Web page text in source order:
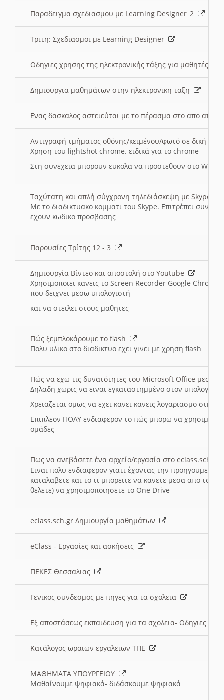
Παραδειγμα σχεδιασμου με Learning Designer_2
Τριτη: Σχεδιασμοι με Learning Designer
Οδηγιες χρησης της ηλεκτρονικής τάξης για μαθητές
Δημιουργια μαθημάτων στην ηλεκτρονικη ταξη
Ενας δασκαλος αστειεύται με το πέρασμα στο απο
Αντιγραφή τμήματος οθόνης/κειμένου/φωτό σε δική
Χρηση του lightshot chrome. ειδικά για το chrome
Στη συνεχεια μπορουν ευκολα να προστεθουν στο Word
Ταχύτατη και απλή σύγχρονη τηλεδιάσκεψη με Skype
Με το διαδικτυακο κομματι του Skype. Επιτρέπει
εχουν κωδικο προσβασης
Παρουσίες Τρίτης 12 - 3
Δημιουργία Βίντεο και αποστολή στο Youtube
Χρησιμοποιει κανεις το Screen Recorder Google Chrome
που δειχνει μεσω υπολογιστή
και να στειλει στους μαθητες
Πώς ξεμπλοκάρουμε το flash
Πολυ υλικο στο διαδικτυο εχει γινει με χρηση flash
Πώς να εχω τις δυνατότητες του Microsoft Office μεσω
Δηλαδη χωρις να ειναι εγκαταστημμένο στον
Χρειαζεται ομως να εχει κανει κανεις λογαριασμο στη
Επιπλεον ΠΟΛΥ ενδιαφερον το πώς μπορω να
ομάδες
Πως να ανεβάσετε ένα αρχείο/εργασία στο eclass.sch.gr
Ειναι πολυ ενδιαφερον γιατι έχοντας την
καταλαβετε και το τι μπορειτε να κανετε μεσα απο το
θελετε) να χρησιμοποιησετε το One Drive
eclass.sch.gr Δημιουργία μαθημάτων
eClass - Εργασίες και ασκήσεις
ΠΕΚΕΣ Θεσσαλιας
Γενικος συνδεσμος με πηγες για τα σχολεια
Εξ αποστάσεως εκπαιδευση για τα σχολεια- Οδηγιες
Κατάλογος ωραιων εργαλειων ΤΠΕ
ΜΑΘΗΜΑΤΑ ΥΠΟΥΡΓΕΙΟΥ
Μαθαίνουμε ψηφιακά- διδάσκουμε ψηφιακά